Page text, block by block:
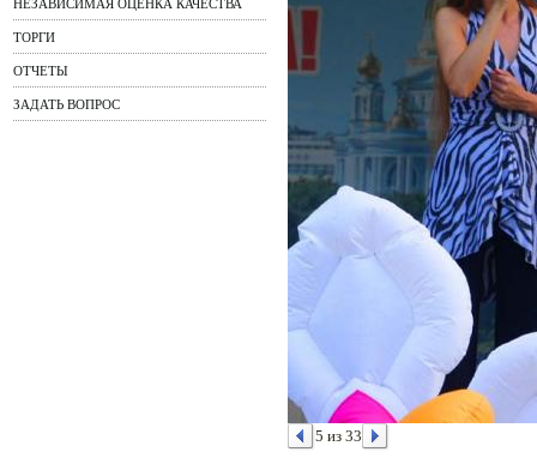
НЕЗАВИСИМАЯ ОЦЕНКА КАЧЕСТВА
ТОРГИ
ОТЧЕТЫ
ЗАДАТЬ ВОПРОС
5 из 33